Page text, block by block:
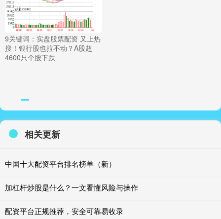
9关键词：实盘股票配资 又上热
搜！银行股也拉不动？A股超
4600只个股下跌
相关更新
中国十大配资平台排名榜单（新）
加杠杆炒股是什么？一文看懂风险与操作
配资平台正规推荐，安全可靠易收录